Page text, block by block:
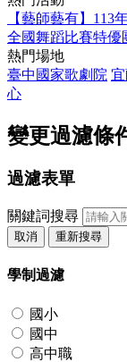
【藝師藝有】113
全國舞蹈比賽特優
熱門場地
臺中國家歌劇院
心
變更過濾條
過濾表單
關鍵詞搜尋
取消 重新搜尋
學制過濾
國小
國中
高中職